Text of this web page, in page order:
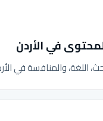
في الأردن
اللغة، والمنافسة في